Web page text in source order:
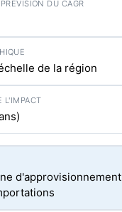
de la région
d'approvisionnement